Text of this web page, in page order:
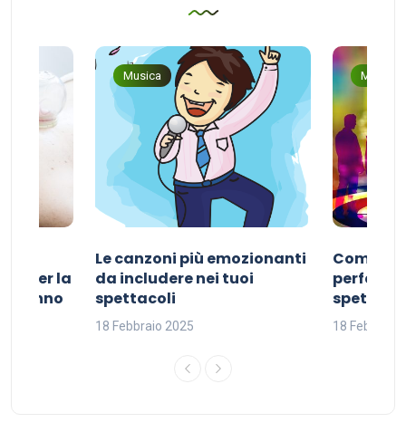
per la
sonno
Musica
Le canzoni più emozionanti
da includere nei tuoi
spettacoli
18 Febbraio 2025
Musica
Come
perfetta
18 Febbraio